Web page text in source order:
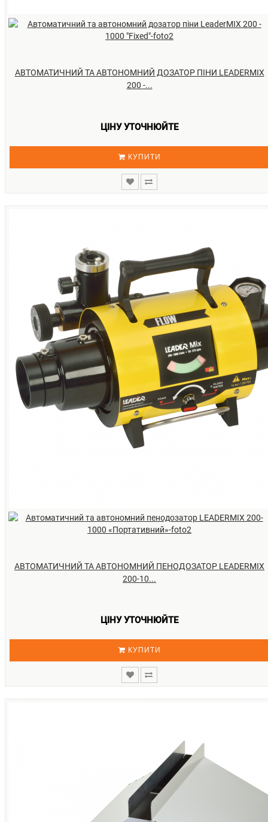
АВТОМАТИЧНИЙ ТА АВТОНОМНИЙ ДОЗАТОР ПІНИ LEADERMIX
200 -...
ЦІНУ УТОЧНЮЙТЕ
КУПИТИ
АВТОМАТИЧНИЙ ТА АВТОНОМНИЙ ПЕНОДОЗАТОР LEADERMIX
200-10...
ЦІНУ УТОЧНЮЙТЕ
КУПИТИ